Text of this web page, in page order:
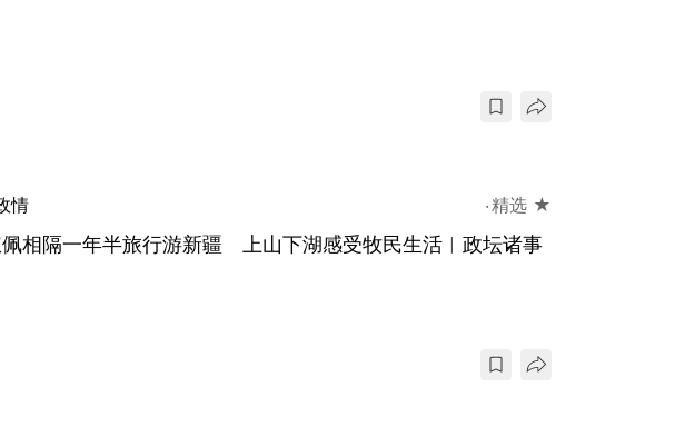
情 精选 ★
相隔一年半旅行游新疆 上山下湖感受牧民生活︱政坛诸事